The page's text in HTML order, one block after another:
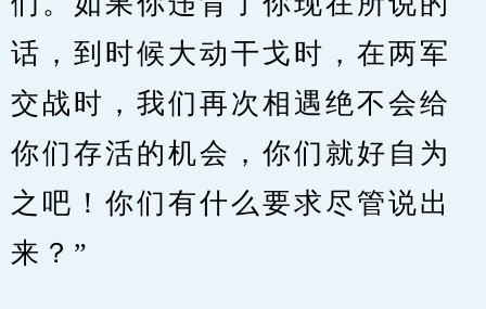
话，到时候大动干戈时，在两军
交战时，我们再次相遇绝不会给
你们存活的机会，你们就好自为
之吧！你们有什么要求尽管说出
来？”